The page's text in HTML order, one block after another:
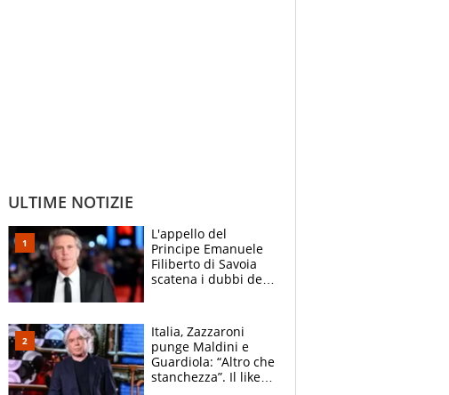
ULTIME NOTIZIE
L'appello del
Principe Emanuele
Filiberto di Savoia
scatena i dubbi dei
Italia, Zazzaroni
punge Maldini e
Guardiola: “Altro che
stanchezza”. Il like